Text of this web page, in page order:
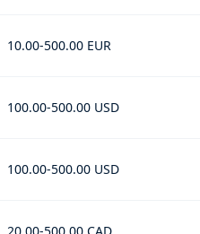
10.00-500.00 EUR
100.00-500.00 USD
100.00-500.00 USD